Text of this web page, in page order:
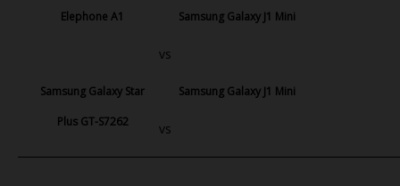
Elephone A1
vs
Samsung Galaxy J1 Mini
Samsung Galaxy Star
Plus GT-S7262
vs
Samsung Galaxy J1 Mini